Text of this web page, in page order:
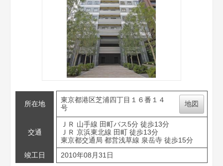
所在地
東京都港区芝浦四丁目１６番１４
号
地図
交通
ＪＲ 山手線 田町バス5分 徒歩13分
ＪＲ 京浜東北線 田町 徒歩13分
東京都交通局 都営浅草線 泉岳寺 徒歩15分
竣工日
2010年08月31日